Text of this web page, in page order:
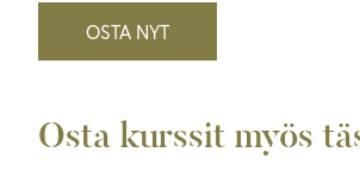
OSTA NYT
Osta kurssit myös